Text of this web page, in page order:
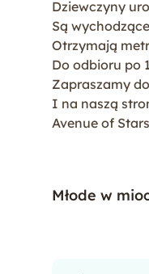
Dziewczyny
Są
Otrzymają
Do odbioru po
Zapraszamy
I na naszą
Avenue of
Młode w